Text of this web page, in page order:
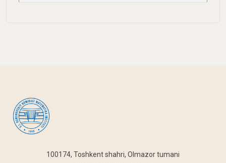
100174, Toshkent shahri, Olmazor tumani